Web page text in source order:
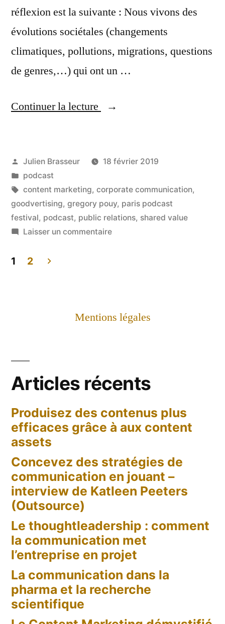
réflexion est la suivante : Nous vivons des
évolutions sociétales (changements
climatiques, pollutions, migrations, questions
de genres,…) qui ont un …
Continuer la lecture
« Les
le
changement
sociétal
–
Publié
par
Julien Brasseur
18 février 2019
Publié
dans
podcast
Étiquettes :
content marketing, corporate communication,
goodvertising, gregory pouy, paris podcast
festival, podcast, public relations, shared value
Laisser un commentairesur
sociétal
Pouy
publications
1 2
Mentions légales
Articles récents
Produisez des contenus plus
efficaces grâce à aux content
assets
Concevez des stratégies de
communication en jouant –
interview de Katleen Peeters
(Outsource)
Le thoughtleadership : comment
la communication met
l’entreprise en projet
La communication dans la
pharma et la recherche
scientifique